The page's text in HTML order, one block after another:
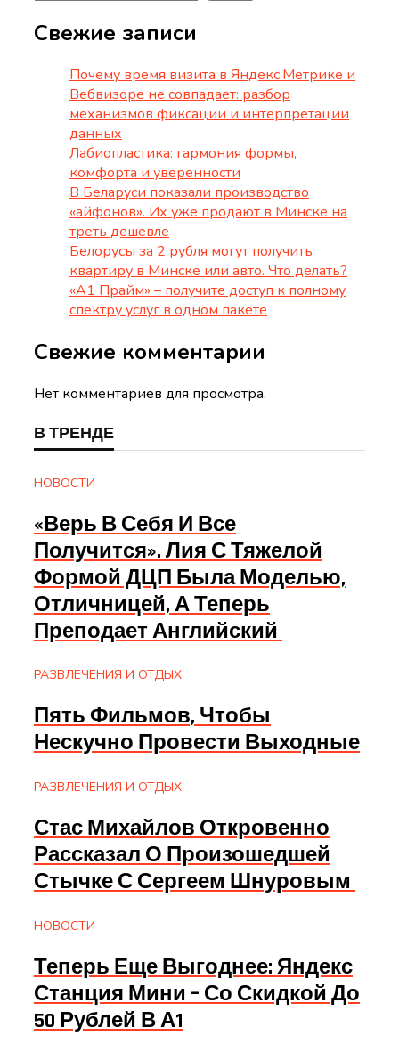
Свежие записи
Почему время визита в Яндекс.Метрике и
Вебвизоре не совпадает: разбор
механизмов фиксации и интерпретации
данных
Лабиопластика: гармония формы,
комфорта и уверенности
В Беларуси показали производство
«айфонов». Их уже продают в Минске на
треть дешевле
Белорусы за 2 рубля могут получить
квартиру в Минске или авто. Что делать?
«А1 Прайм» – получите доступ к полному
спектру услуг в одном пакете
Свежие комментарии
Нет комментариев для просмотра.
В ТРЕНДЕ
НОВОСТИ
«Верь В Себя И Все
Получится». Лия С Тяжелой
Формой ДЦП Была Моделью,
Отличницей, А Теперь
Преподает Английский
РАЗВЛЕЧЕНИЯ И ОТДЫХ
Пять Фильмов, Чтобы
Нескучно Провести Выходные
РАЗВЛЕЧЕНИЯ И ОТДЫХ
Стас Михайлов Откровенно
Рассказал О Произошедшей
Стычке С Сергеем Шнуровым
НОВОСТИ
Теперь Еще Выгоднее: Яндекс
Станция Мини – Со Скидкой До
50 Рублей В А1